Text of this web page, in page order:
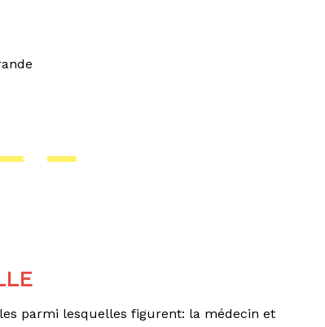
–
parmi lesquelles figurent: la médecin et